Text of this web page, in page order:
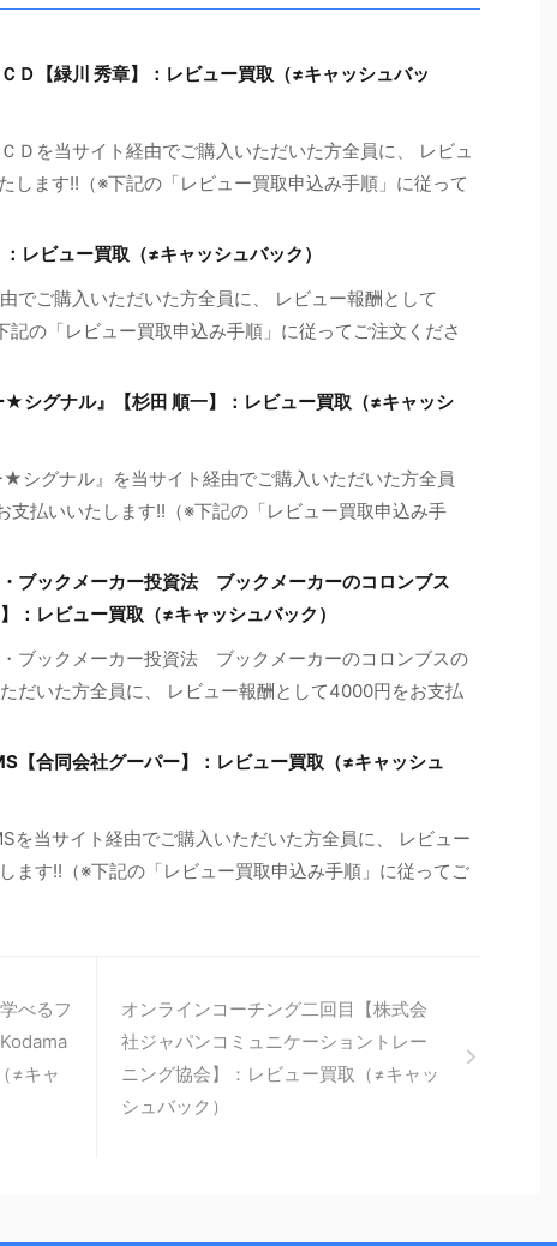
Ｄ【緑川 秀章】：レビュー買取（≠キャッシュバッ
Ｄを当サイト経由でご購入いただいた方全員に、 レビュ
します!!（※下記の「レビュー買取申込み手順」に従って
レビュー買取（≠キャッシュバック）
でご購入いただいた方全員に、 レビュー報酬として
の「レビュー買取申込み手順」に従ってご注文くださ
シグナル』【杉田 順一】：レビュー買取（≠キャッシ
シグナル』を当サイト経由でご購入いただいた方全員
支払いいたします!!（※下記の「レビュー買取申込み手
ブックメーカー投資法 ブックメーカーのコロンブス
：レビュー買取（≠キャッシュバック）
ブックメーカー投資法 ブックメーカーのコロンブスの
だいた方全員に、 レビュー報酬として4000円をお支払
【合同会社グーパー】：レビュー買取（≠キャッシュ
を当サイト経由でご購入いただいた方全員に、 レビュー
ます!!（※下記の「レビュー買取申込み手順」に従ってご
べるフ
≠キャ
オンラインコーチング二回目【株式会
社ジャパンコミュニケーショントレー
ニング協会】：レビュー買取（≠キャッ
シュバック）